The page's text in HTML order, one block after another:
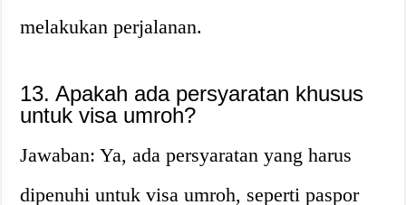
melakukan perjalanan.
13. Apakah ada persyaratan khusus
untuk visa umroh?
Jawaban: Ya, ada persyaratan yang harus
dipenuhi untuk visa umroh, seperti paspor